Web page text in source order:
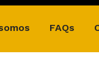
FAQs